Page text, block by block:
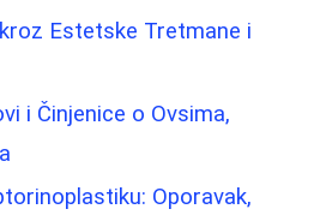
Estetske Tretmane i
i Činjenice o Ovsima,
Oporavak,